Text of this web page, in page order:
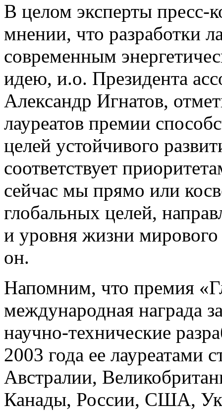
В целом эксперты пресс-
мнении, что разработки
современным
идею, и.о. Президента
Александр Игнатов,
лауреатов премии
целей устойчивого
соответствует
сейчас мы прямо или
глобальных целей,
и уровня жизни
он.
Напомним, что премия
международная награда
научно-технические
2003 года ее лауреатами
Австралии,
Канады, России, США,